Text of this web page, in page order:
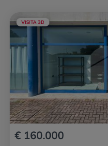
VISITA 3D
€ 160.000